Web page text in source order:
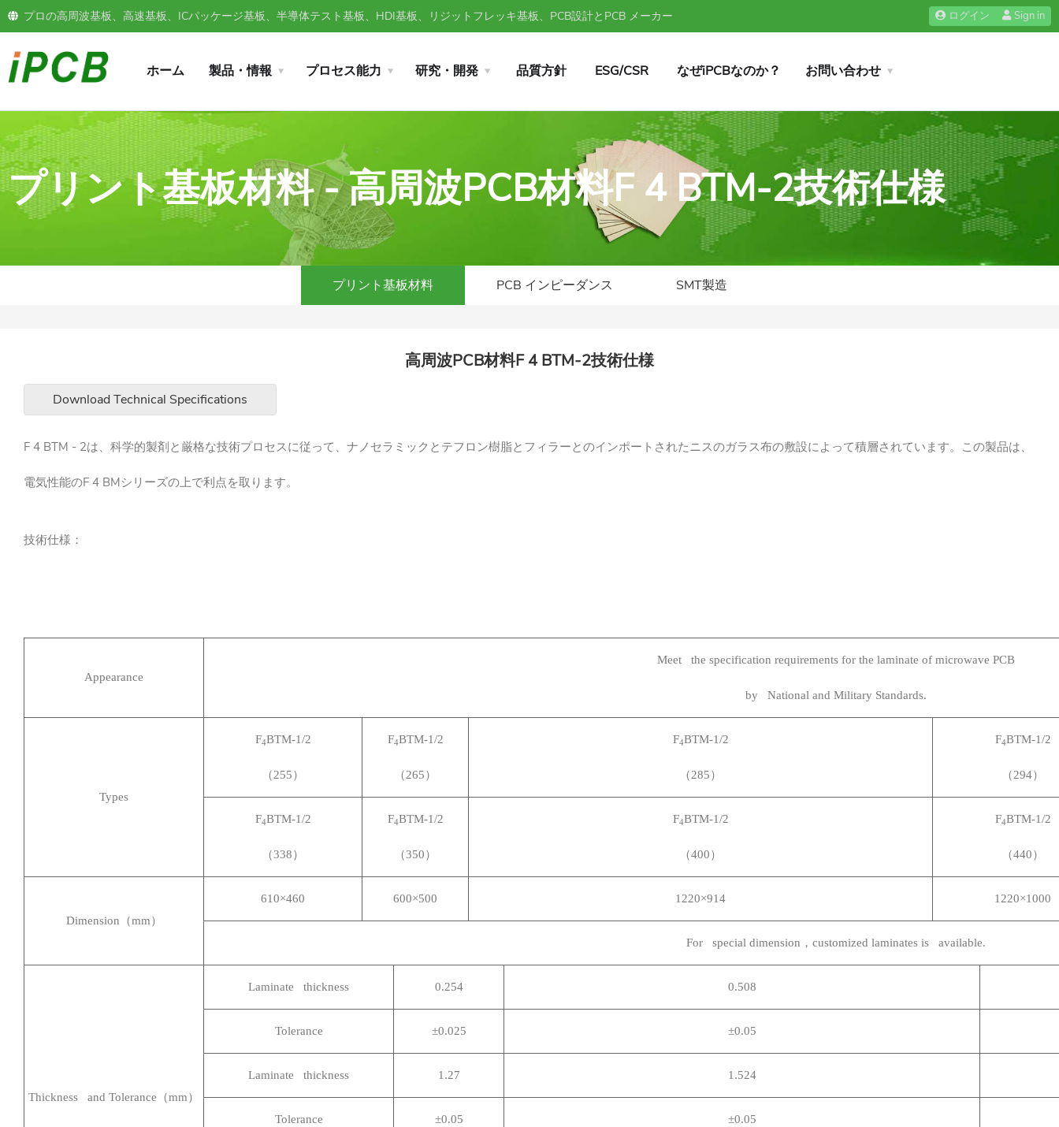
プロの高周波基板、高速基板、ICパッケージ基板、半導体テスト基板、HDI基板、リジットフレッキ基板、PCB設計とPCB メーカー ログイン Sign in
ホーム 製品・情報 プロセス能力 研究・開発 品質方針 ESG/CSR なぜiPCBなのか？ お問い合わせ
プリント基板材料 - 高周波PCB材料F 4 BTM‐2技術仕様
プリント基板材料 PCB インピーダンス SMT製造
高周波PCB材料F 4 BTM‐2技術仕様
Download Technical Specifications
F 4 BTM - 2は、科学的製剤と厳格な技術プロセスに従って、ナノセラミックとテフロン樹脂とフィラーとのインポートされたニスのガラス布の敷設によって積層されています。この製品は、
電気性能のF 4 BMシリーズの上で利点を取ります。
技術仕様：
Appearance
Meet the specification requirements for the laminate of microwave PCB
by National and Military Standards.
Types
F4BTM-1/2
（255）
F4BTM-1/2
（265）
F4BTM-1/2
（285）
F4BTM-1/2
（294）
F4BTM-1/2
（338）
F4BTM-1/2
（350）
F4BTM-1/2
（400）
F4BTM-1/2
（440）
Dimension （mm）
610×460 600×500 1220×914 1220×1000
For special dimension ，customized laminates is available.
Thickness and Tolerance （mm）
Laminate thickness 0.254 0.508
Tolerance ±0.025 ±0.05
Laminate thickness 1.27 1.524
Tolerance ±0.05 ±0.05